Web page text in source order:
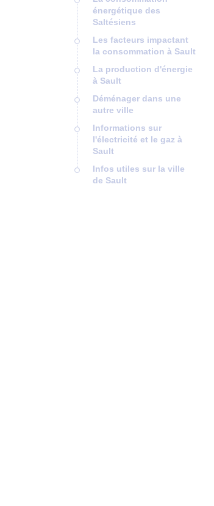
énergétique des
Saltésiens
Les facteurs impactant
la consommation à Sault
La production d'énergie
à Sault
Déménager dans une
autre ville
Informations sur
l'électricité et le gaz à
Sault
Infos utiles sur la ville
de Sault